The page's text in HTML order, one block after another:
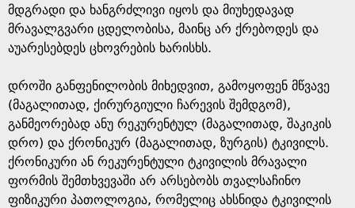
მდგრადი და ხანგრძლივი იყოს და მიუხედავად
მრავალგვარი ცდელობისა, მაინც არ ქრებოდეს და
აუარესებდეს ცხოვრების ხარისხს.
დროში განფენილობის მიხედვით, გამოყოფენ მწვავე
(მაგალითად, ქირურგიული ჩარევის შემდგომ),
განმეორებად ანუ რეკურენტულ (მაგალითად, შაკიკის
დრო) და ქრონიკურ (მაგალითად, ზურგის) ტკივილს.
ქრონიკური ან რეკურენტული ტკივილის მრავალი
ფორმის შემთხვევაში არ არსებობს თვალსაჩინო
ფიზიკური პათოლოგია, რომელიც ახსნიდა ტკივილის